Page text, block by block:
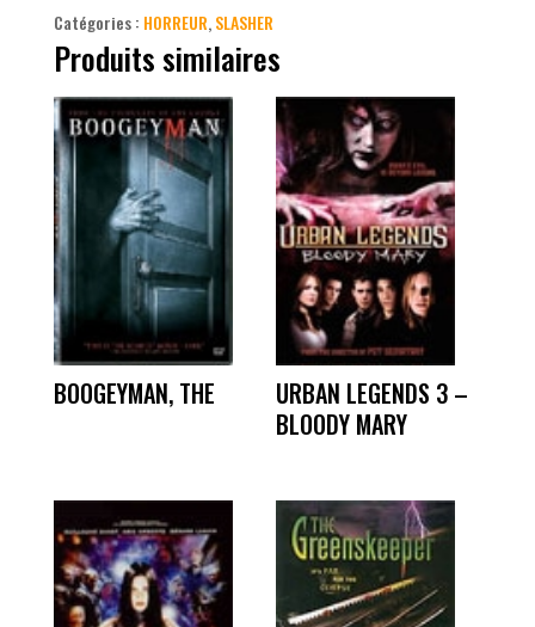
Catégories : HORREUR,SLASHER
Produits similaires
BOOGEYMAN, THE
URBAN LEGENDS 3 –
BLOODY MARY